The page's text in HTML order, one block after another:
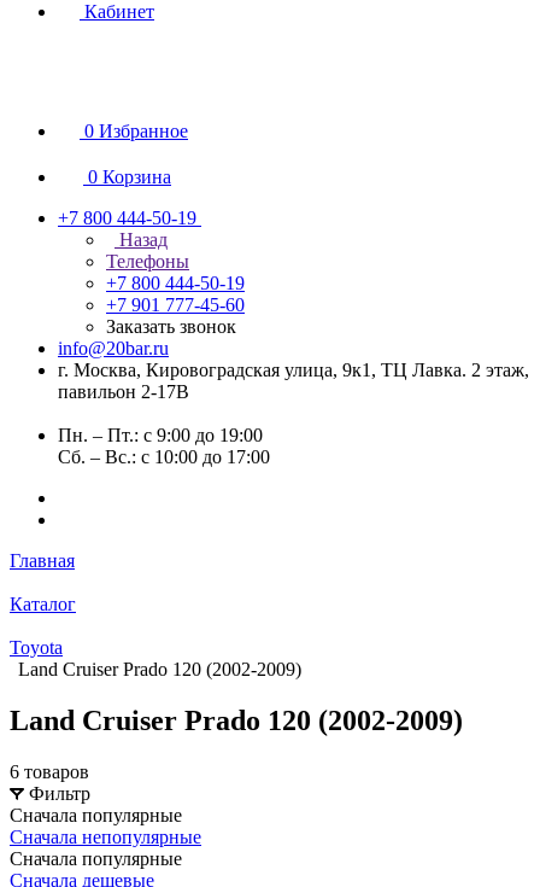
Кабинет
0 Избранное
0 Корзина
+7 800 444-50-19
Назад
Телефоны
+7 800 444-50-19
+7 901 777-45-60
Заказать звонок
info@20bar.ru
г. Москва, Кировоградская улица, 9к1, ТЦ Лавка. 2 этаж,
павильон 2-17В
Пн. – Пт.: с 9:00 до 19:00
Сб. – Вс.: с 10:00 до 17:00
Главная
Каталог
Toyota
Land Cruiser Prado 120 (2002-2009)
Land Cruiser Prado 120 (2002-2009)
6 товаров
Фильтр
Сначала популярные
Сначала непопулярные
Сначала популярные
Сначала дешевые